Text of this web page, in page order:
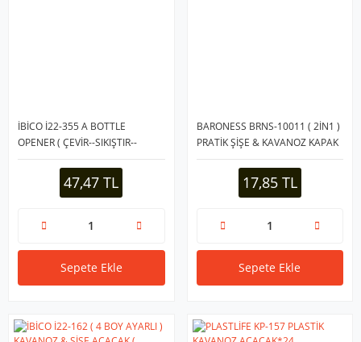
İBİCO İ22-355 A BOTTLE
OPENER ( ÇEVİR--SIKIŞTIR--
AÇ=KOLLU ) ( METAL ) KAVANOZ
AÇACAK ( PLASTİK KOL )*240
47,47 TL
Sepete Ekle
BARONESS BRNS-10011 ( 2İN1 )
PRATİK ŞİŞE & KAVANOZ KAPAK
AÇACAK ( RENKLİ PLASTİK SAPLI
& METAL )*30X12
17,85 TL
Sepete Ekle